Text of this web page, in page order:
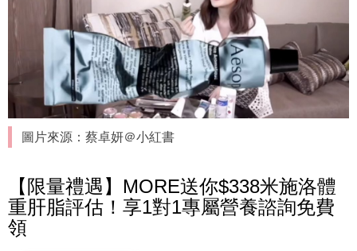
圖片來源：蔡卓妍＠小紅書
【限量禮遇】MORE送你$338米施洛體
重肝脂評估！享1對1專屬營養諮詢免費
領